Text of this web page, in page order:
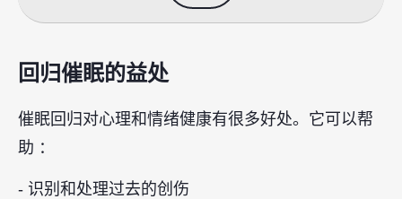
回归催眠的益处
催眠回归对心理和情绪健康有很多好处。它可以帮
助 ：
- 识别和处理过去的创伤